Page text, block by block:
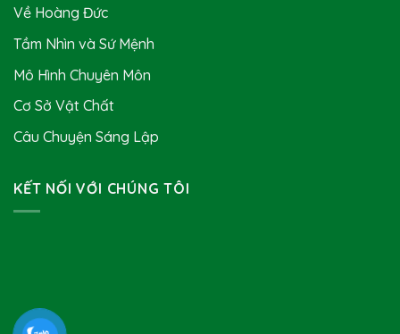
Về Hoàng Đức
Tầm Nhìn và Sứ Mệnh
Mô Hình Chuyên Môn
Cơ Sở Vật Chất
Câu Chuyện Sáng Lập
KẾT NỐI VỚI CHÚNG TÔI